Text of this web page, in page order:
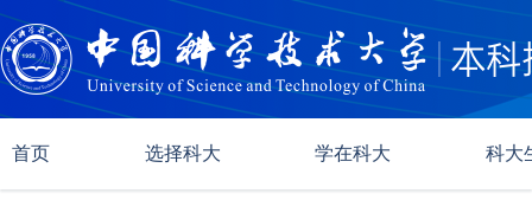
首页 选择科大 学在科大 科大